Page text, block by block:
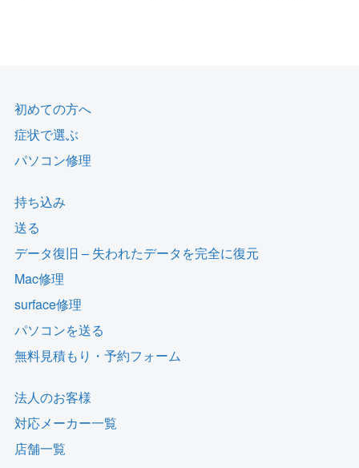
初めての方へ
症状で選ぶ
パソコン修理
持ち込み
送る
データ復旧 – 失われたデータを完全に復元
Mac修理
surface修理
パソコンを送る
無料見積もり・予約フォーム
法人のお客様
対応メーカー一覧
店舗一覧